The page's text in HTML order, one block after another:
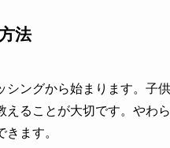
法
シングから始まります。子
えることが大切です。やわ
ます。